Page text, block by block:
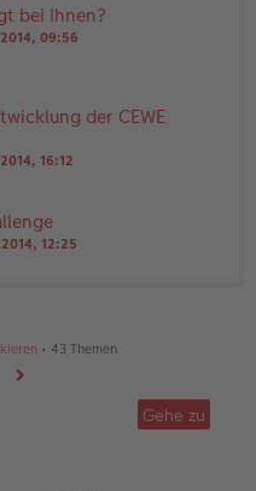
bei Ihnen?
09:56
der CEWE
16:12
12:25
• 43 Themen
Gehe zu